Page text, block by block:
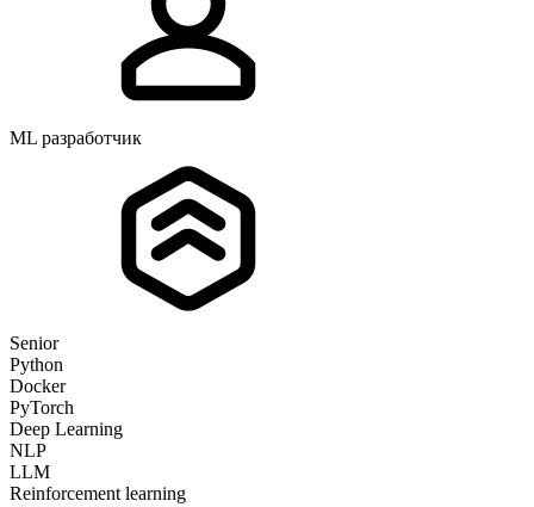
ML разработчик
Senior
Python
Docker
PyTorch
Deep Learning
NLP
LLM
Reinforcement learning